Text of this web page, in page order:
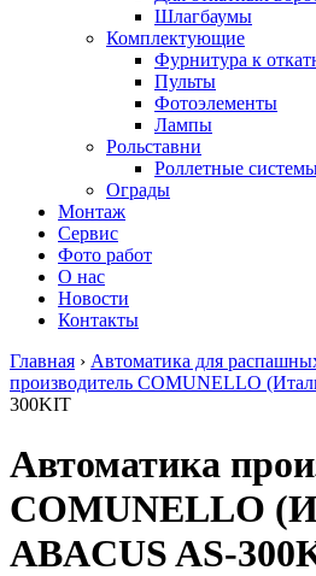
Шлагбаумы
Комплектующие
Фурнитура к
Пульты
Фотоэлементы
Лампы
Рольставни
Роллетные
Ограды
Монтаж
Сервис
Фото работ
О нас
Новости
Контакты
Главная › Автоматика для
производитель COMUNELLO
300KIT
Автоматика
COMUNELLO
ABACUS AS-